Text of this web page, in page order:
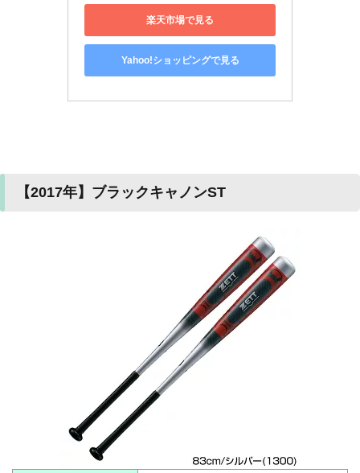
楽天市場で見る
Yahoo!ショッピングで見る
【2017年】ブラックキャノンST